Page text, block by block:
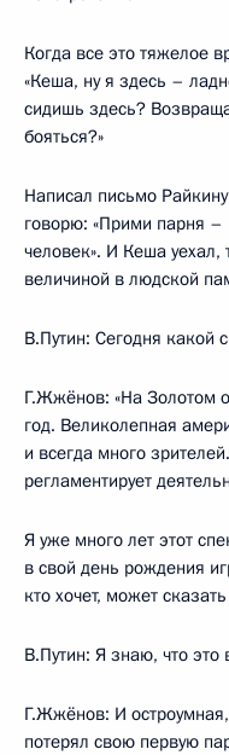
Когда все это тяжелое
«Кеша, ну я здесь –
сидишь здесь?
бояться?»
Написал письмо
говорю: «Прими парня –
человек». И Кеша уехал,
величиной в людской
В.Путин: Сегодня какой
Г.Жжёнов: «На Золотом
год. Великолепная
и всегда много
регламентирует
Я уже много лет этот
в свой день рождения
кто хочет, может
В.Путин: Я знаю, что
Г.Жжёнов: И
потерял свою первую